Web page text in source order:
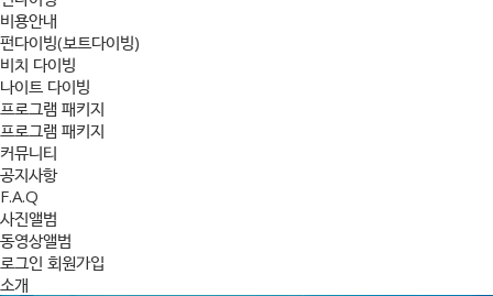
비용안내
펀다이빙(보트다이빙)
비치 다이빙
나이트 다이빙
프로그램 패키지
프로그램 패키지
커뮤니티
공지사항
F.A.Q
사진앨범
동영상앨범
로그인 회원가입
소개